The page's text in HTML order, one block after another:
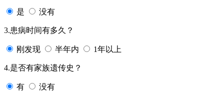
是 没有
3.患病时间有多久？
刚发现 半年内 1年以上
4.是否有家族遗传史？
有 没有